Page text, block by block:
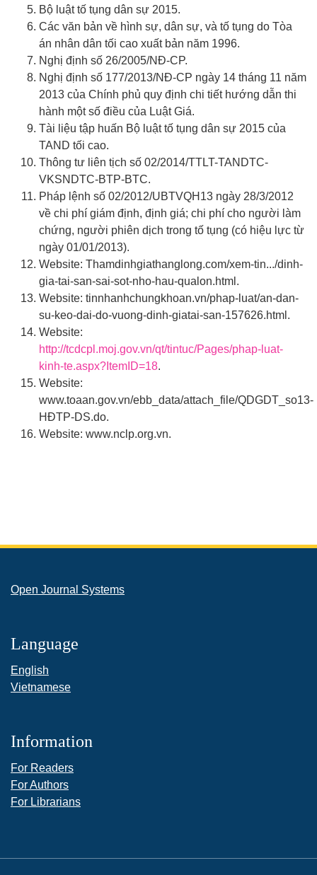
Bộ luật tố tụng dân sự 2015.
Các văn bản về hình sự, dân sự, và tố tụng do Tòa
án nhân dân tối cao xuất bản năm 1996.
Nghị định số 26/2005/NĐ-CP.
Nghị định số 177/2013/NĐ-CP ngày 14 tháng 11 năm
2013 của Chính phủ quy định chi tiết hướng dẫn thi
hành một số điều của Luật Giá.
Tài liệu tập huấn Bộ luật tố tụng dân sự 2015 của
TAND tối cao.
Thông tư liên tịch số 02/2014/TTLT-TANDTC-
VKSNDTC-BTP-BTC.
Pháp lệnh số 02/2012/UBTVQH13 ngày 28/3/2012
về chi phí giám định, định giá; chi phí cho người làm
chứng, người phiên dịch trong tố tụng (có hiệu lực từ
ngày 01/01/2013).
Website: Thamdinhgiathanglong.com/xem-tin.../dinh-
gia-tai-san-sai-sot-nho-hau-qualon.html.
Website: tinnhanhchungkhoan.vn/phap-luat/an-dan-
su-keo-dai-do-vuong-dinh-giatai-san-157626.html.
Website:
http://tcdcpl.moj.gov.vn/qt/tintuc/Pages/phap-luat-
kinh-te.aspx?ItemID=18.
Website:
www.toaan.gov.vn/ebb_data/attach_file/QDGDT_so13-
HĐTP-DS.do.
Website: www.nclp.org.vn.
Open Journal Systems
Language
English
Vietnamese
Information
For Readers
For Authors
For Librarians